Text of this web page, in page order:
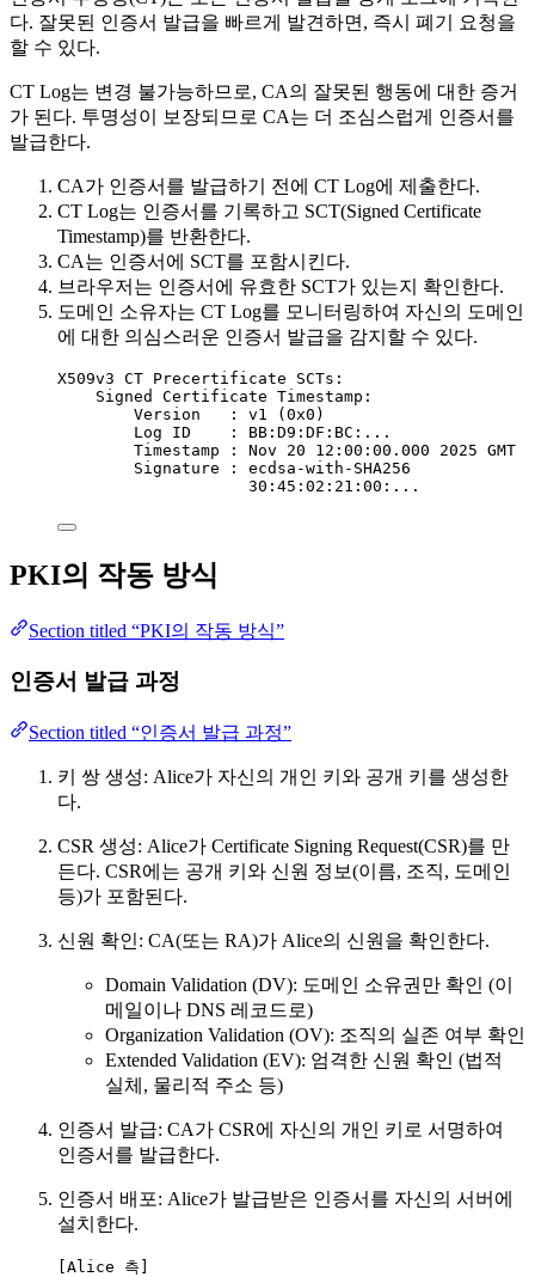
다. 잘못된 인증서 발급을 빠르게 발견하면, 즉시 폐기 요청을
할 수 있다.
CT Log는 변경 불가능하므로, CA의 잘못된 행동에 대한 증거
가 된다. 투명성이 보장되므로 CA는 더 조심스럽게 인증서를
발급한다.
CA가 인증서를 발급하기 전에 CT Log에 제출한다.
CT Log는 인증서를 기록하고 SCT(Signed Certificate
Timestamp)를 반환한다.
CA는 인증서에 SCT를 포함시킨다.
브라우저는 인증서에 유효한 SCT가 있는지 확인한다.
도메인 소유자는 CT Log를 모니터링하여 자신의 도메인
에 대한 의심스러운 인증서 발급을 감지할 수 있다.
X509v3 CT Precertificate SCTs:
Signed Certificate Timestamp:
Version   : v1 (0x0)
Log ID    : BB:D9:DF:BC:...
Timestamp : Nov 20 12:00:00.000 2025 GMT
Signature : ecdsa-with-SHA256
30:45:02:21:00:...
PKI의 작동 방식
Section titled “PKI의 작동 방식”
인증서 발급 과정
Section titled “인증서 발급 과정”
키 쌍 생성: Alice가 자신의 개인 키와 공개 키를 생성한
다.
CSR 생성: Alice가 Certificate Signing Request(CSR)를 만
든다. CSR에는 공개 키와 신원 정보(이름, 조직, 도메인
등)가 포함된다.
신원 확인: CA(또는 RA)가 Alice의 신원을 확인한다.
Domain Validation (DV): 도메인 소유권만 확인 (이
메일이나 DNS 레코드로)
Organization Validation (OV): 조직의 실존 여부 확인
Extended Validation (EV): 엄격한 신원 확인 (법적
실체, 물리적 주소 등)
인증서 발급: CA가 CSR에 자신의 개인 키로 서명하여
인증서를 발급한다.
인증서 배포: Alice가 발급받은 인증서를 자신의 서버에
설치한다.
[Alice 측]